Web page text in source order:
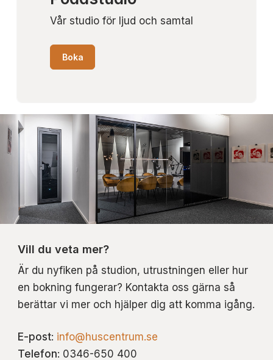
Vår studio för ljud och samtal
Boka
Vill du veta mer?
Är du nyfiken på studion, utrustningen eller hur
en bokning fungerar? Kontakta oss gärna så
berättar vi mer och hjälper dig att komma igång.
E-post: info@huscentrum.se
Telefon: 0346-650 400